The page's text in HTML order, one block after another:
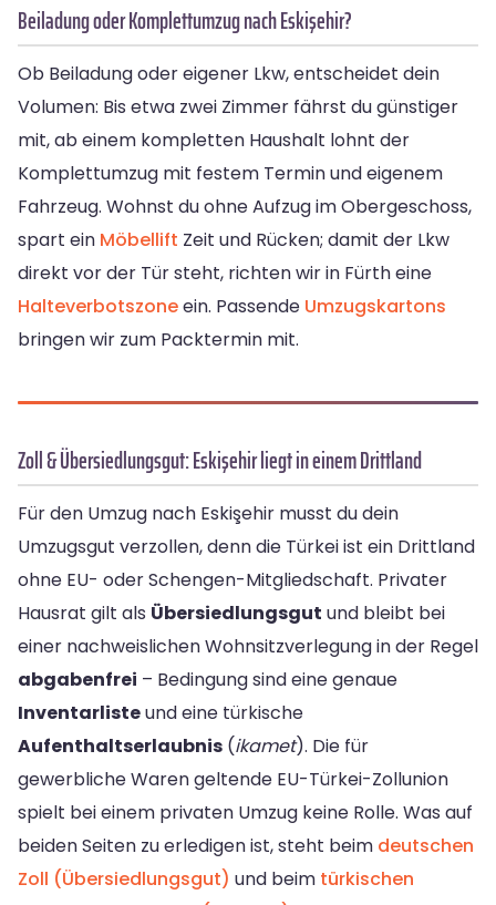
Beiladung oder Komplettumzug nach Eskişehir?
Ob Beiladung oder eigener Lkw, entscheidet dein
Volumen: Bis etwa zwei Zimmer fährst du günstiger
mit, ab einem kompletten Haushalt lohnt der
Komplettumzug mit festem Termin und eigenem
Fahrzeug. Wohnst du ohne Aufzug im Obergeschoss,
spart ein Möbellift Zeit und Rücken; damit der Lkw
direkt vor der Tür steht, richten wir in Fürth eine
Halteverbotszoneein. Passende Umzugskartons
bringen wir zum Packtermin mit.
Zoll & Übersiedlungsgut: Eskişehir liegt in einem Drittland
Für den Umzug nach Eskişehir musst du dein
Umzugsgut verzollen, denn die Türkei ist ein Drittland
ohne EU- oder Schengen-Mitgliedschaft. Privater
Hausrat gilt als Übersiedlungsgut und bleibt bei
einer nachweislichen Wohnsitzverlegung in der Regel
abgabenfrei – Bedingung sind eine genaue
Inventarlisteund eine türkische
Aufenthaltserlaubnis (ikamet). Die für
gewerbliche Waren geltende EU-Türkei-Zollunion
spielt bei einem privaten Umzug keine Rolle. Was auf
beiden Seiten zu erledigen ist, steht beim deutschen
Zoll (Übersiedlungsgut) und beim türkischen